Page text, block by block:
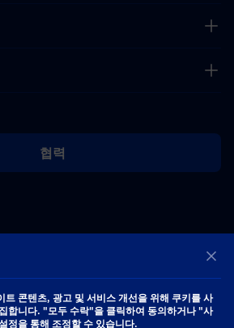
협력
TECHNOLOGY PTE.LTD. All Rights Reserved.
트 콘텐츠, 광고 및 서비스 개선을 위해 쿠키를 사
합니다. "모두 수락"을 클릭하여 동의하거나 "사
정을 통해 조정할 수 있습니다.